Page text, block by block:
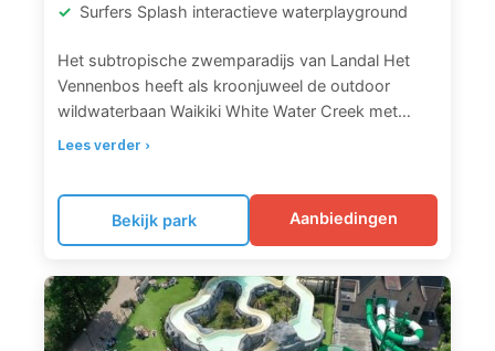
Surfers Splash interactieve waterplayground
Het subtropische zwemparadijs van Landal Het
Vennenbos heeft als kroonjuweel de outdoor
wildwaterbaan Waikiki White Water Creek met
spannende stroomversnellingen. De Wild Wave
spectaculair is de Black Hole waterglijbaan. Het
golfslagbad en de interactieve waterplayground
en speeltoestellen zorgen voor urenlang vermaak.
Voor kinderen zijn er het Kids Junglebad en
KinderDoeBad. Bij mooi weer open je het
Lees verder ›
Bekijk park Aanbiedingen